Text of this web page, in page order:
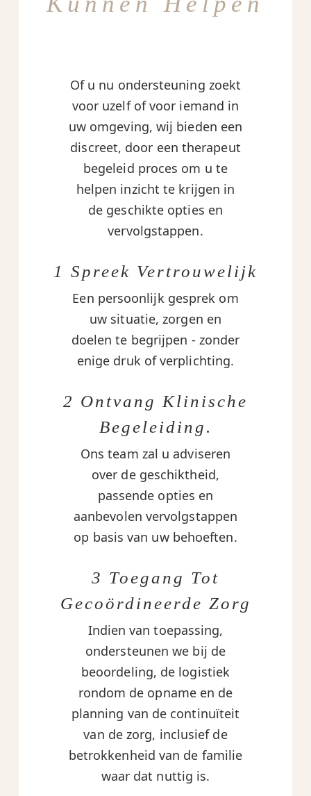
Of u nu ondersteuning zoekt
voor uzelf of voor iemand in
uw omgeving, wij bieden een
discreet, door een therapeut
begeleid proces om u te
helpen inzicht te krijgen in
de geschikte opties en
vervolgstappen.
1 Spreek Vertrouwelijk
Een persoonlijk gesprek om
uw situatie, zorgen en
doelen te begrijpen - zonder
enige druk of verplichting.
2 Ontvang Klinische
Begeleiding.
Ons team zal u adviseren
over de geschiktheid,
passende opties en
aanbevolen vervolgstappen
op basis van uw behoeften.
3 Toegang Tot
Gecoördineerde Zorg
Indien van toepassing,
ondersteunen we bij de
beoordeling, de logistiek
rondom de opname en de
planning van de continuïteit
van de zorg, inclusief de
betrokkenheid van de familie
waar dat nuttig is.